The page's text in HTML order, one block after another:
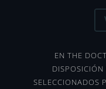
EN THE
SELECCIONADOS